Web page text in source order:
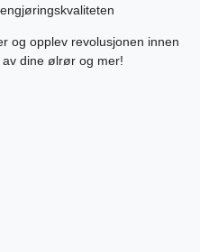
og opplev revolusjonen innen
dine ølrør og mer!